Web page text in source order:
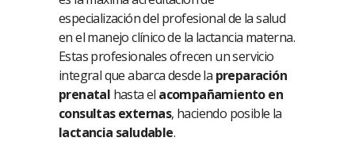
especialización del profesional de la salud
en el manejo clínico de la lactancia materna.
Estas profesionales ofrecen un servicio
integral que abarca desde la preparación
prenatal hasta el acompañamiento en
consultas externas, haciendo posible la
lactancia saludable.